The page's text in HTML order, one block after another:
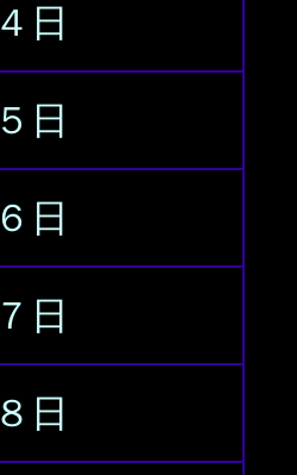
４日
５日
６日
７日
８日